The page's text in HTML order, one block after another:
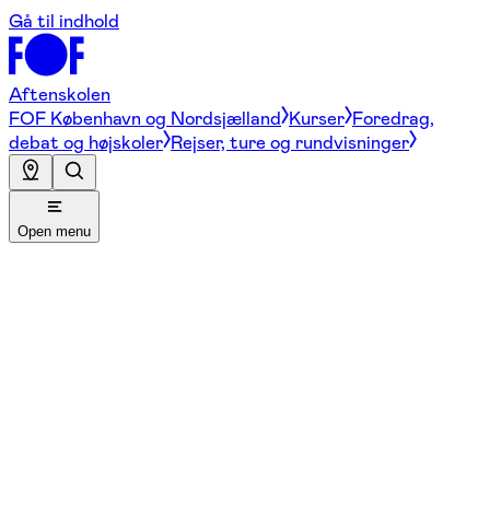
Gå til indhold
Aftenskolen
FOF København og Nordsjælland Kurser Foredrag,
debat og højskoler Rejser, ture og rundvisninger
Open menu